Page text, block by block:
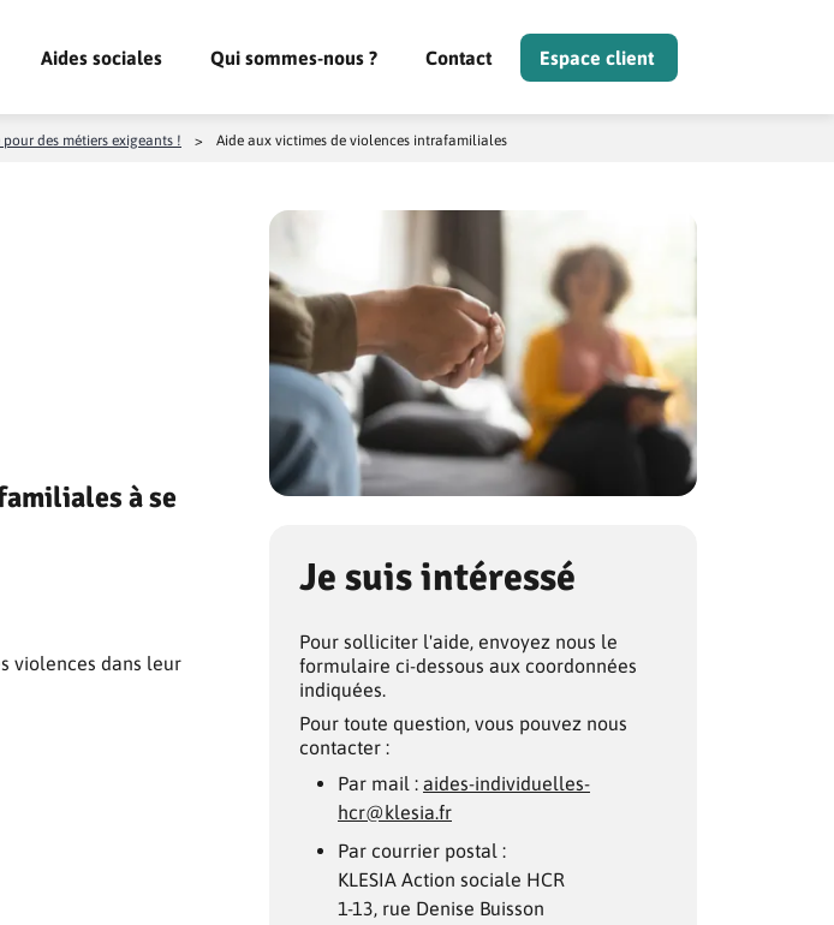
Aides sociales Qui sommes-nous ? Contact Espace client
des métiers exigeants ! > Aide aux victimes de violences intrafamiliales
à se
violences dans leur
Je suis intéressé
Pour solliciter l'aide, envoyez nous le
formulaire ci-dessous aux coordonnées
indiquées.
Pour toute question, vous pouvez nous
contacter :
Par mail : aides-individuelles-
hcr@klesia.fr
Par courrier postal :
KLESIA Action sociale HCR
1-13, rue Denise Buisson